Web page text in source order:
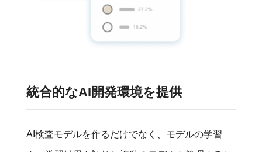
統合的なAI開発環境を提供
AI検査モデルを作るだけでなく、モデルの学習